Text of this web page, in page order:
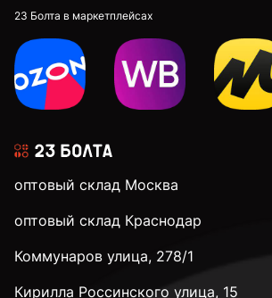
М12
М14
М24
23 Болта в маркетплейсах
оптовый склад Москва
оптовый склад Краснодар
Коммунаров улица, 278/1
Кирилла Россинского улица, 15